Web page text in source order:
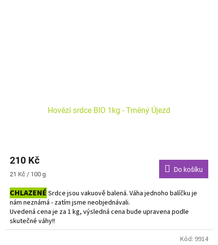
Hovězí srdce BIO 1kg - Trněný Újezd
210 Kč
Měrná
21 Kč / 100 g
Do košíku
CHLAZENÉ Srdce jsou vakuově balená. Váha jednoho balíčku je
nám neznámá - zatím jsme neobjednávali.
Uvedená cena je za 1 kg, výsledná cena bude upravena podle
skutečné váhy!!
Do košíku vkládejte počet balení.
Kód: 9914